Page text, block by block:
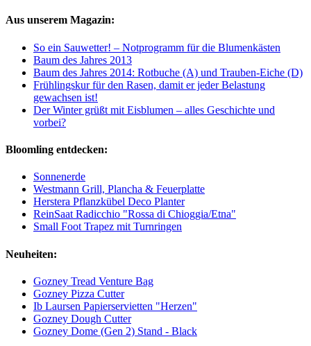
Aus unserem Magazin:
So ein Sauwetter! – Notprogramm für die Blumenkästen
Baum des Jahres 2013
Baum des Jahres 2014: Rotbuche (A) und Trauben-Eiche (D)
Frühlingskur für den Rasen, damit er jeder Belastung
gewachsen ist!
Der Winter grüßt mit Eisblumen – alles Geschichte und
vorbei?
Bloomling entdecken:
Sonnenerde
Westmann Grill, Plancha & Feuerplatte
Herstera Pflanzkübel Deco Planter
ReinSaat Radicchio "Rossa di Chioggia/Etna"
Small Foot Trapez mit Turnringen
Neuheiten:
Gozney Tread Venture Bag
Gozney Pizza Cutter
Ib Laursen Papierservietten "Herzen"
Gozney Dough Cutter
Gozney Dome (Gen 2) Stand - Black